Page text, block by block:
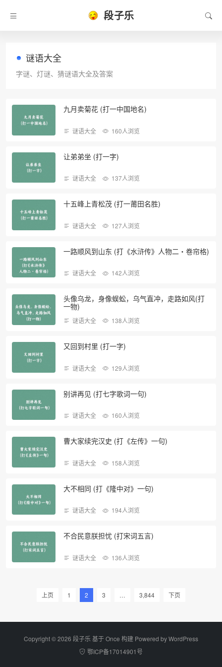
段子乐
谜语大全
字谜、灯谜、猜谜语大全及答案
九月卖菊花 (打一中国地名)
谜语大全 160人浏览
让弟弟坐 (打一字)
谜语大全 137人浏览
十五峰上青松茂 (打一莆田名胜)
谜语大全 127人浏览
一路顺风到山东 (打《水浒传》人物二・卷帘格)
谜语大全 142人浏览
头像乌龙，身像蜈蚣，乌气直冲，走路如风(打
一物)
谜语大全 138人浏览
又回到村里 (打一字)
谜语大全 129人浏览
别讲再见 (打七字歌词一句)
谜语大全 160人浏览
曹大家续完汉史 (打《左传》一句)
谜语大全 158人浏览
大不相同 (打《隆中对》一句)
谜语大全 194人浏览
不合民意朕担忧 (打宋词五言)
谜语大全 136人浏览
上页 1 2 3 … 3,844 下页
Copyright © 2026 段子乐 基于 Once 构建 Powered byWordPress
鄂ICP备17014901号